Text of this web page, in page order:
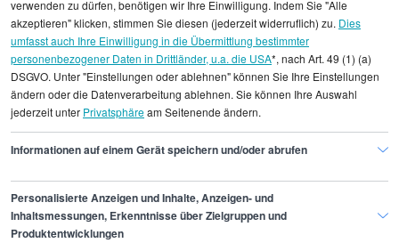
Alle angezeigten Gehaltsdaten beruhen auf
statistischen Erhebungen durch StepStone. Es sind
Durchschnittswerte und die Angaben können nicht
einzelnen Stellenangeboten zugeordnet werden.
Gehaltsinformationen
Fertigung, Produktion
verwenden zu dürfen, benötigen wir Ihre Einwilligung. Indem Sie "Alle
akzeptieren" klicken, stimmen Sie diesen (jederzeit widerruflich) zu. Dies
umfasst auch Ihre Einwilligung in die Übermittlung bestimmter
personenbezogener Daten in Drittländer, u.a. die USA*, nach Art. 49 (1) (a)
DSGVO. Unter "Einstellungen oder ablehnen" können Sie Ihre Einstellungen
ändern oder die Datenverarbeitung ablehnen. Sie können Ihre Auswahl
jederzeit unter Privatsphäream Seitenende ändern.
Informationen auf einem Gerät speichern und/oder abrufen
Personalisierte Anzeigen und Inhalte, Anzeigen- und
Inhaltsmessungen, Erkenntnisse über Zielgruppen und
Produktentwicklungen